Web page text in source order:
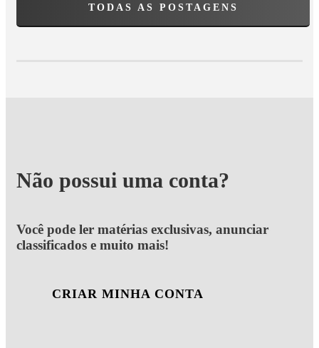
TODAS AS POSTAGENS
Não possui uma conta?
Você pode ler matérias exclusivas, anunciar
classificados e muito mais!
CRIAR MINHA CONTA